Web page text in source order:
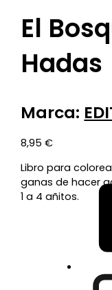
El
Hadas
Marca:
8,95€
Libro para
ganas de hacer
1 a 4 añitos.